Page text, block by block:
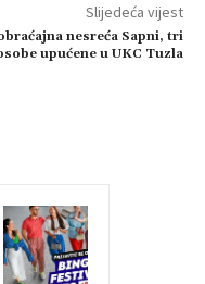
Slijedeća vijest
nesreća Sapni, tri
upućene u UKC Tuzla